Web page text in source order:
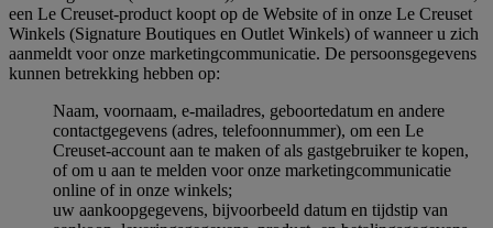
een Le Creuset-product koopt op de Website of in onze Le Creuset
Winkels (Signature Boutiques en Outlet Winkels) of wanneer u zich
aanmeldt voor onze marketingcommunicatie. De persoonsgegevens
kunnen betrekking hebben op:
Naam, voornaam, e-mailadres, geboortedatum en andere
contactgegevens (adres, telefoonnummer), om een Le
Creuset-account aan te maken of als gastgebruiker te kopen,
of om u aan te melden voor onze marketingcommunicatie
online of in onze winkels;
uw aankoopgegevens, bijvoorbeeld datum en tijdstip van